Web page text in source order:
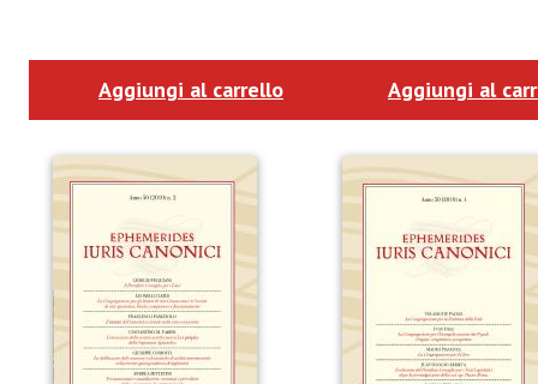
Aggiungi al carrello Aggiungi al